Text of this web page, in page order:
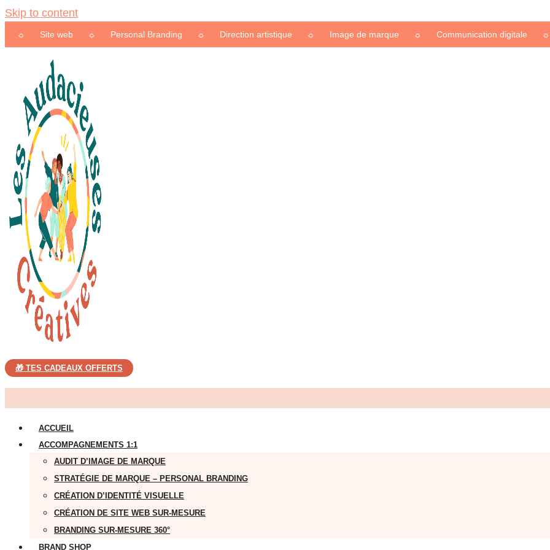
Skip to content
Site web ☼ Personal Branding ☼ Direction artistique ☼ Image de marque ☼ Communication digitale ☼
🎁 TES CADEAUX OFFERTS
ACCUEIL
ACCOMPAGNEMENTS 1:1
AUDIT D’IMAGE DE MARQUE
STRATÉGIE DE MARQUE – PERSONAL BRANDING
CRÉATION D’IDENTITÉ VISUELLE
CRÉATION DE SITE WEB SUR-MESURE
BRANDING SUR-MESURE 360°
BRAND SHOP